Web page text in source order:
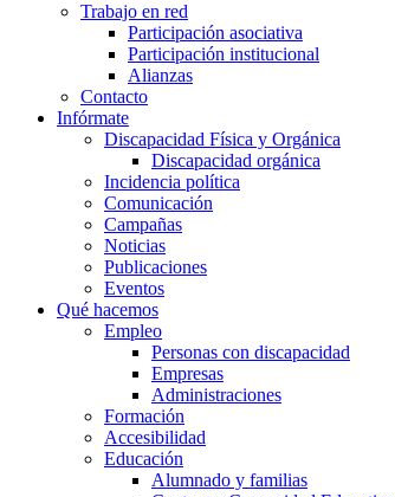
Trabajo en red
Participación asociativa
Participación institucional
Alianzas
Contacto
Infórmate
Discapacidad Física y Orgánica
Discapacidad orgánica
Incidencia política
Comunicación
Campañas
Noticias
Publicaciones
Eventos
Qué hacemos
Empleo
Personas con discapacidad
Empresas
Administraciones
Formación
Accesibilidad
Educación
Alumnado y familias